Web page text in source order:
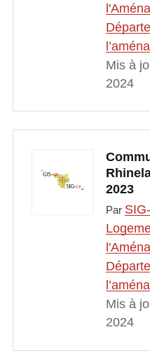
Mis à
2024
2023
Par
Mis à
2024